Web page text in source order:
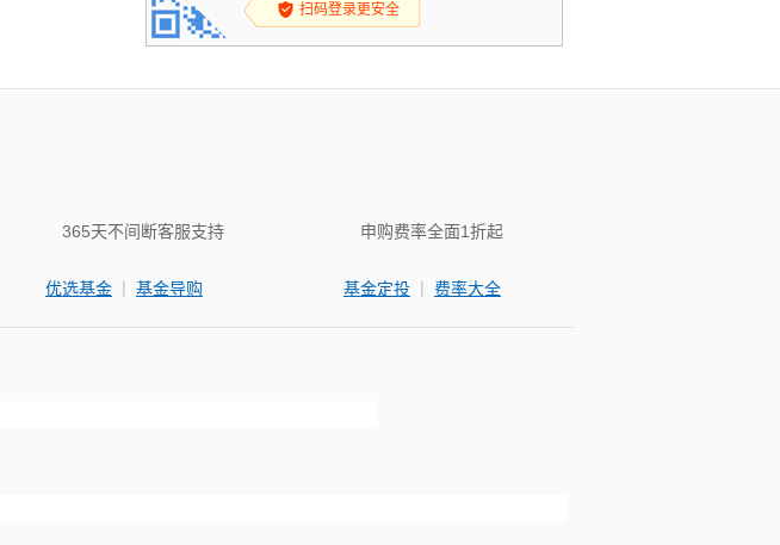
扫码登录更安全
365天不间断客服支持
优选基金 | 基金导购
申购费率全面1折起
基金定投 | 费率大全